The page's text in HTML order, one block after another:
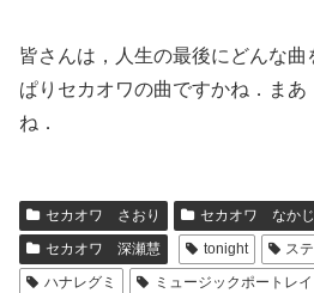
皆さんは，人生の最後にどんな
ぱりセカオワの曲ですかね．ま
ね．
セカオワ さおり セカオワ なか
セカオワ 深瀬慧
tonight
ス
ハナレグミ
ミュージックポートレイ